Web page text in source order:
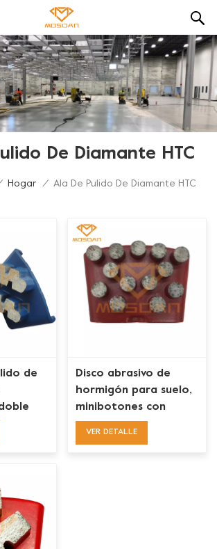
De Diamante HTC
Hogar / Ala De Pulido De Diamante HTC
de
Disco abrasivo de
hormigón para suelo,
minibotones con
cambio Ez súper
VER DETALLE